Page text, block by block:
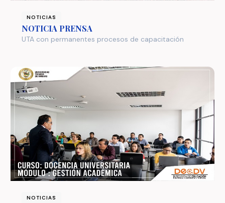
NOTICIAS
NOTICIA PRENSA
UTA con permanentes procesos de capacitación
NOTICIAS